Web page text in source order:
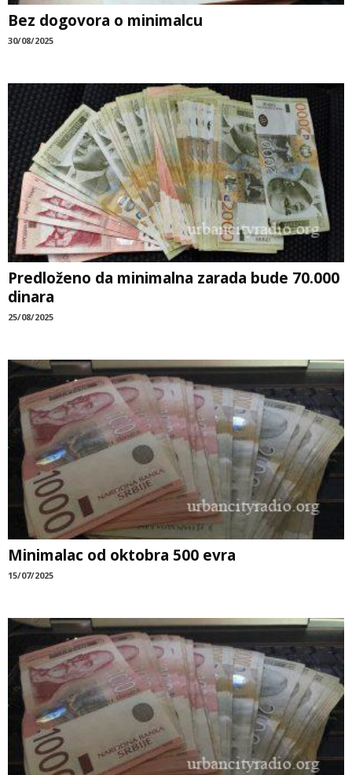
Bez dogovora o minimalcu
30/08/2025
Predloženo da minimalna zarada bude 70.000
dinara
25/08/2025
Minimalac od oktobra 500 evra
15/07/2025